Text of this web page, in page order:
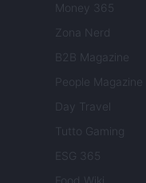
Money 365
Zona Nerd
B2B Magazine
People Magazine
Day Travel
Tutto Gaming
ESG 365